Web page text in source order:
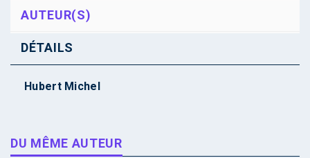
AUTEUR(S)
DÉTAILS
Hubert Michel
DU MÊME AUTEUR